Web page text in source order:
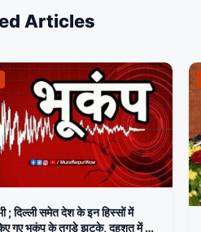
Articles
; दिल्ली समेत देश के इन हिस्सों में
गए भूकंप के तगड़े झटके, दहशत में घरों